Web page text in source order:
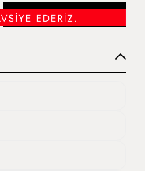
Beden Tablosu